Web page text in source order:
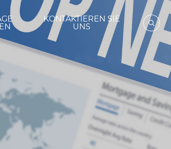
KONTAKTIEREN SIE
UNS